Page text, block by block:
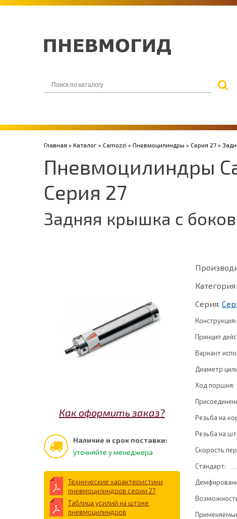
Главная » Каталог » Camozzi » Пневмоцилиндры » Серия 27 »
Пневмоцилиндры
Серия 27
Задняя крышка с
Как оформить заказ?
Наличие и срок поставки:
уточняйте у менеджера
Технические характеристики
пневмоцилиндров серии 27
Таблица усилий на штоке
пневмоцилиндров
Серия:
Конструкция:
Принцип
Вариант
Диаметр
Ход поршня:
Резьба на
Резьба на
Скорость
Стандарт: